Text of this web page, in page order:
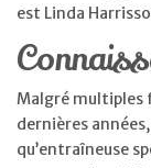
est Linda
Malgré multiples
dernières
qu’entraîneuse